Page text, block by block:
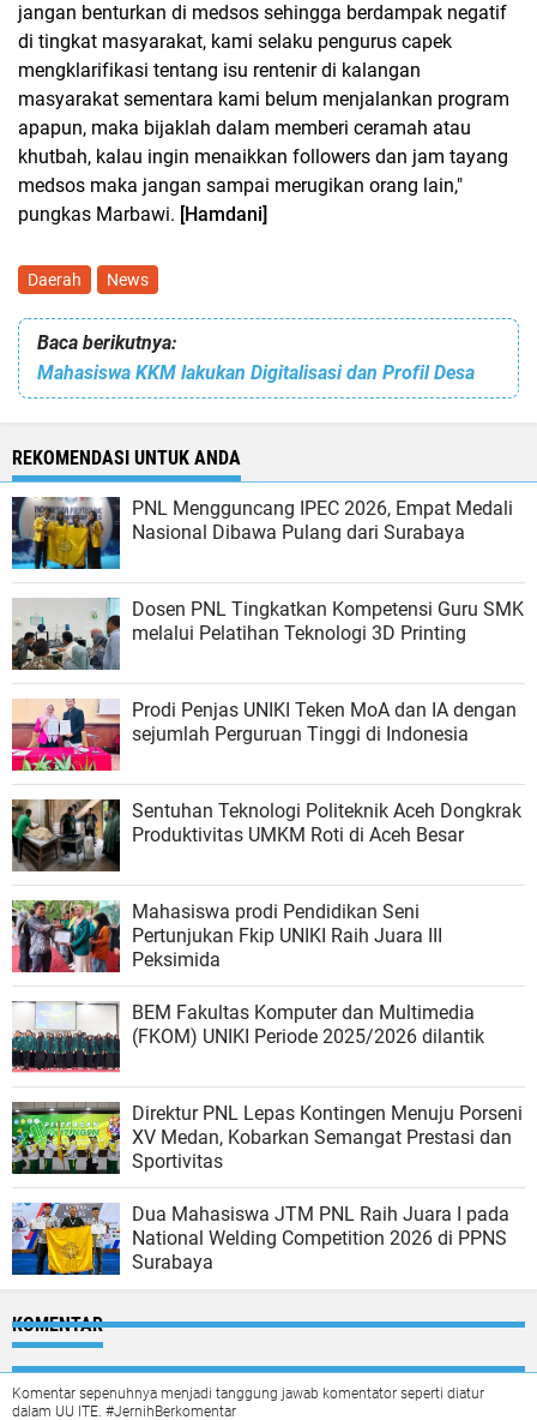
jangan benturkan di medsos sehingga berdampak negatif
di tingkat masyarakat, kami selaku pengurus capek
mengklarifikasi tentang isu rentenir di kalangan
masyarakat sementara kami belum menjalankan program
apapun, maka bijaklah dalam memberi ceramah atau
khutbah, kalau ingin menaikkan followers dan jam tayang
medsos maka jangan sampai merugikan orang lain,"
pungkas Marbawi. [Hamdani]
Daerah News
Baca berikutnya:
Mahasiswa KKM lakukan Digitalisasi dan Profil Desa
REKOMENDASI UNTUK ANDA
PNL Mengguncang IPEC 2026, Empat Medali
Nasional Dibawa Pulang dari Surabaya
Dosen PNL Tingkatkan Kompetensi Guru SMK
melalui Pelatihan Teknologi 3D Printing
Prodi Penjas UNIKI Teken MoA dan IA dengan
sejumlah Perguruan Tinggi di Indonesia
Sentuhan Teknologi Politeknik Aceh Dongkrak
Produktivitas UMKM Roti di Aceh Besar
Mahasiswa prodi Pendidikan Seni
Pertunjukan Fkip UNIKI Raih Juara III
Peksimida
BEM Fakultas Komputer dan Multimedia
(FKOM) UNIKI Periode 2025/2026 dilantik
Direktur PNL Lepas Kontingen Menuju Porseni
XV Medan, Kobarkan Semangat Prestasi dan
Sportivitas
Dua Mahasiswa JTM PNL Raih Juara I pada
National Welding Competition 2026 di PPNS
Surabaya
KOMENTAR
Komentar sepenuhnya menjadi tanggung jawab komentator seperti diatur
dalam UU ITE. #JernihBerkomentar